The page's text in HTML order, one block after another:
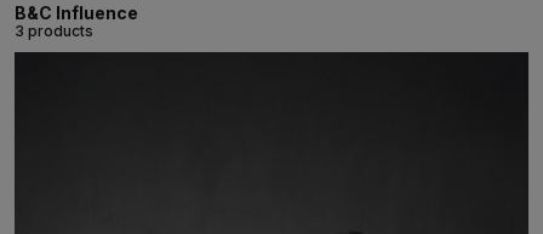
B&C Influence
3 products